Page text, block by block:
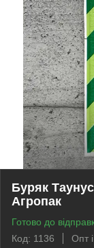
Буряк
Агропак
Готово до
Код: 1136
Опт